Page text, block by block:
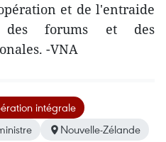
et de l'entraide
forums et des
-VNA
intégrale
Nouvelle-Zélande